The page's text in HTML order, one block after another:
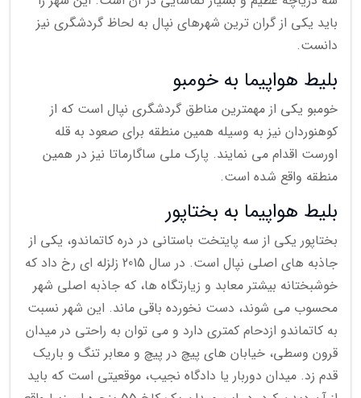
باید یکی از گران ترین شهرهای نپال به لحاظ گردشگری نیز
دانست.
بلیط هواپیما به خومبو
خومبو یکی از مهمترین مناطق گردشگری نپال است که از
کوهنوردان نیز به وسیله همین منطقه برای صعود به قله
اورست اقدام می نمایند. پارک ملی ساگارماتا نیز در همین
منطقه واقع شده است.
بلیط هواپیما به بختاپور
بختاپور یکی از سه پایتخت باستانی در دره کاتماندو، یکی از
جاذبه های اصلی نپال است. در سال 2015 زلزله ای رخ داد که
خوشبختانه بیشتر معابد و زیارتگاه ها، که جاذبه اصلی شهر
محسوب می شوند، دست نخورده باقی ماند. این شهر نسبت
به کاتماندو ازدحام کمتری دارد و می توان به راحتی در میدان
قرون وسطی، خیابان های پیچ در پیچ و معابر تنگ و باریک
قدم زد. میدان دوربار یا دادگاه نجیب، موقعیتی است که باید